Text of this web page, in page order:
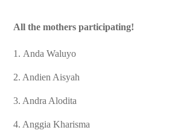
All the mothers participating!
1. Anda Waluyo
2. Andien Aisyah
3. Andra Alodita
4. Anggia Kharisma